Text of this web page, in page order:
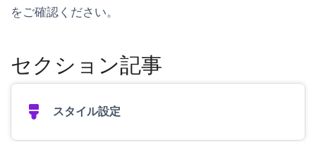
をご確認ください。
セクション記事
スタイル設定